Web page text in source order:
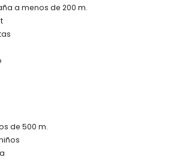
comunitarios incluidos en el precio
comunitarios con cargo adicional
pista de pádel
de ocio para sus vacaciones
Andalucía
menos de 500 metros de la casa)
(Agua Vera) (a menos de 10 kilómetros de
a menos de 200 m.
de 500 m.